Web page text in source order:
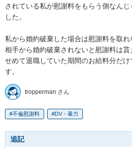
されている私が慰謝料をもらう側なん
した。
私から婚約破棄した場合は慰謝料を取れ
相手から婚約破棄されないと慰謝料は貰
せめて退職していた期間のお給料分だ
す。
tropperman さん
不倫慰謝料 DV・暴力
追記